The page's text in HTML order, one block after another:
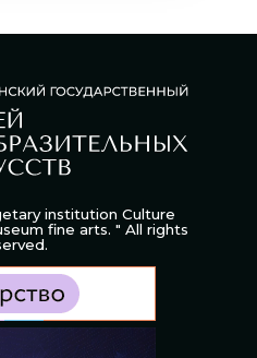
institution Culture
fine arts. " All rights